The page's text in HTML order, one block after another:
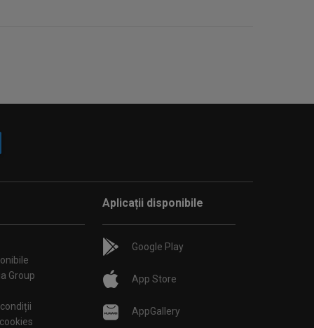
Group
Aplicații disponibile
Google Play
App Store
AppGallery